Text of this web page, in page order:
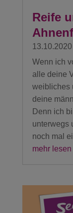
Reife
13.10.2020
Wenn ich
alle deine
weibliches
deine
Denn ich
unterwegs
noch mal
mehr lesen